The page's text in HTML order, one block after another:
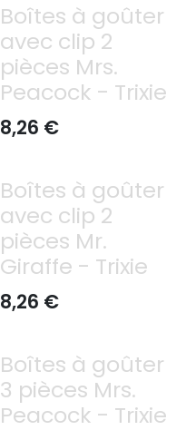
Boîtes à goûter
avec clip 2
pièces Mrs.
Peacock - Trixie
8,26 €
Boîtes à goûter
avec clip 2
pièces Mr.
Giraffe - Trixie
8,26 €
Boîtes à goûter
3 pièces Mrs.
Peacock - Trixie